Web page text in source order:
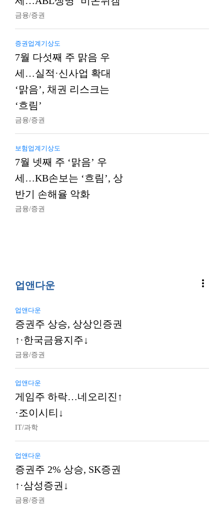
금융/증권
증권업계기상도
7월 다섯째 주 맑음 우
세…실적·신사업 확대
‘맑음’, 채권 리스크는
‘흐림’
금융/증권
보험업계기상도
7월 넷째 주 ‘맑음’ 우
세…KB손보는 ‘흐림’, 상
반기 손해율 악화
금융/증권
업앤다운 more_vert
업앤다운
증권주 상승, 상상인증권
↑·한국금융지주↓
금융/증권
업앤다운
게임주 하락…네오리진↑
·조이시티↓
IT/과학
업앤다운
증권주 2% 상승, SK증권
↑·삼성증권↓
금융/증권